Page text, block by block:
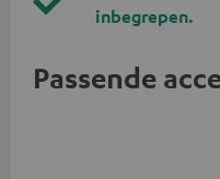
inbegrepen.
Passende